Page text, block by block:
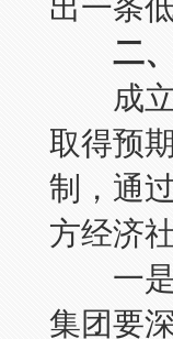
出一条
二、
成立
取得预
制，通
方经济
一是
集团要